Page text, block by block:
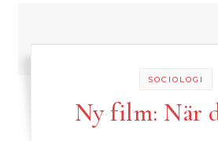
SOCIOLOGI
Ny film: När